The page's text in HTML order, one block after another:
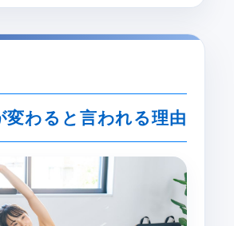
変わると言われる理由